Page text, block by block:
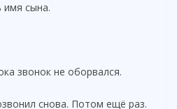
имя сына.
звонок не оборвался.
снова. Потом ещё раз.